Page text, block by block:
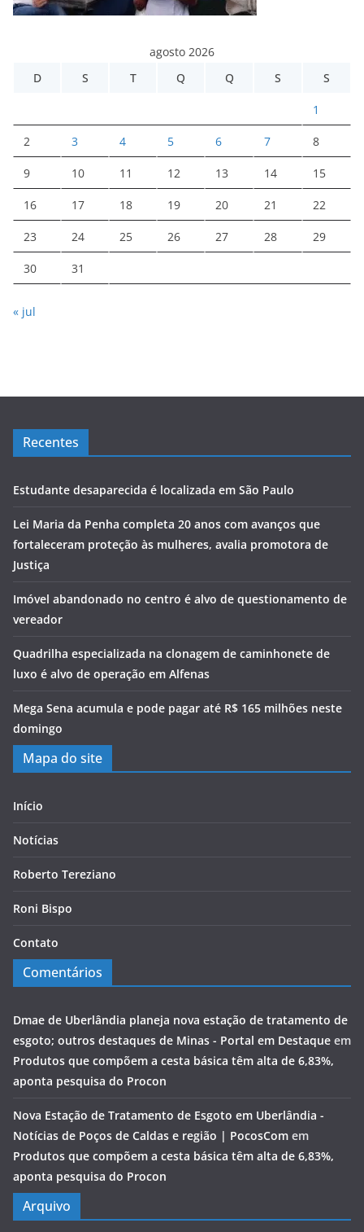
agosto 2026
D
S T Q Q S S
1
2 3 4 5 6 7 8
9 10 11 12 13 14 15
16 17 18 19 20 21 22
23 24 25 26 27 28 29
30 31
« jul
Recentes
Estudante desaparecida é localizada em São Paulo
Lei Maria da Penha completa 20 anos com avanços que
fortaleceram proteção às mulheres, avalia promotora de
Justiça
Imóvel abandonado no centro é alvo de questionamento de
vereador
Quadrilha especializada na clonagem de caminhonete de
luxo é alvo de operação em Alfenas
Mega Sena acumula e pode pagar até R$ 165 milhões neste
domingo
Mapa do site
Início
Notícias
Roberto Tereziano
Roni Bispo
Contato
Comentários
Dmae de Uberlândia planeja nova estação de tratamento de
esgoto; outros destaques de Minas - Portal em Destaque em
Produtos que compõem a cesta básica têm alta de 6,83%,
aponta pesquisa do Procon
Nova Estação de Tratamento de Esgoto em Uberlândia -
Notícias de Poços de Caldas e região | PocosCom em
Produtos que compõem a cesta básica têm alta de 6,83%,
aponta pesquisa do Procon
Arquivo